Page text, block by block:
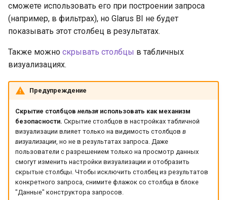
сможете использовать его при построении запроса
(например, в фильтрах), но Glarus BI не будет
показывать этот столбец в результатах.
Также можно скрывать столбцы в табличных
визуализациях.
Предупреждение
Скрытие столбцов нельзяиспользовать как механизм
безопасности. Скрытие столбцов в настройках табличной
визуализации влияет только на видимость столбцов в
визуализации, но не в результатах запроса. Даже
пользователи с разрешением только на просмотр данных
смогут изменить настройки визуализации и отобразить
скрытые столбцы. Чтобы исключить столбец из результатов
конкретного запроса, снимите флажок со столбца в блоке
"Данные" конструктора запросов.